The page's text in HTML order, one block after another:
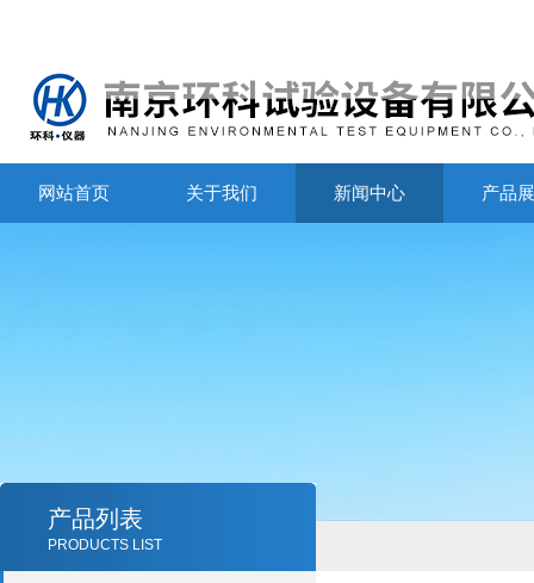
网站首页 关于我们 新闻中心 产品
产品列表
PRODUCTS LIST